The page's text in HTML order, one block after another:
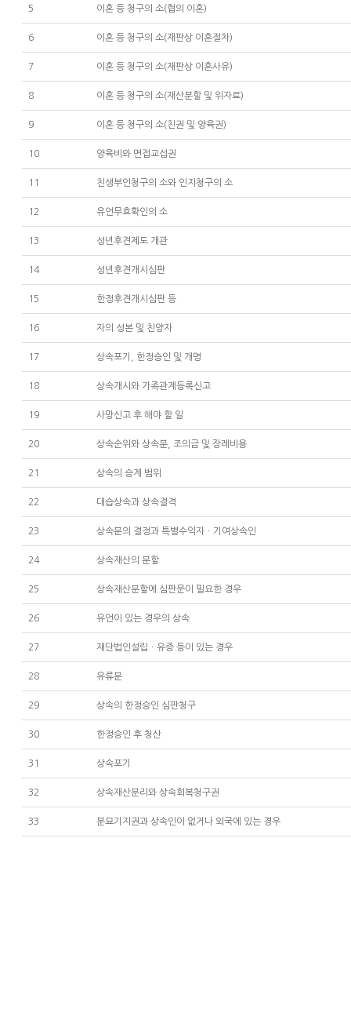
5 이혼 등 청구의 소(협의 이혼)
6 이혼 등 청구의 소(재판상 이혼절차)
7 이혼 등 청구의 소(재판상 이혼사유)
8 이혼 등 청구의 소(재산분할 및 위자료)
9 이혼 등 청구의 소(친권 및 양육권)
10 양육비와 면접교섭권
11 친생부인청구의 소와 인지청구의 소
12 유언무효확인의 소
13 성년후견제도 개관
14 성년후견개시심판
15 한정후견개시심판 등
16 자의 성본 및 친양자
17 상속포기, 한정승인 및 개명
18 상속개시와 가족관계등록신고
19 사망신고 후 해야 할 일
20 상속순위와 상속분, 조의금 및 장례비용
21 상속의 승계 범위
22 대습상속과 상속결격
23 상속분의 결정과 특별수익자ㆍ기여상속인
24 상속재산의 분할
25 상속재산분할에 심판문이 필요한 경우
26 유언이 있는 경우의 상속
27 재단법인설립ㆍ유증 등이 있는 경우
28 유류분
29 상속의 한정승인 심판청구
30 한정승인 후 청산
31 상속포기
32 상속재산분리와 상속회복청구권
33 분묘기지권과 상속인이 없거나 외국에 있는 경우